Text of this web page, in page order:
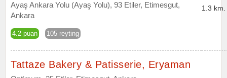
Ayaş Ankara Yolu (Ayaş Yolu), 93 Etiler, Etimesgut,
Ankara
4.2 puan 105 reyting
1.3 km.
Tattaze Bakery & Patisserie, Eryaman